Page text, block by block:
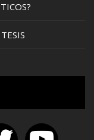
youtube